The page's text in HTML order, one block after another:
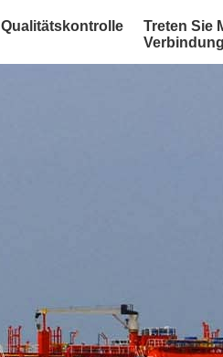
Qualitätskontrolle
Treten Sie
Verbindung